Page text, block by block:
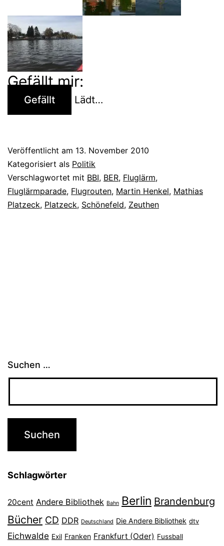
Gefällt mir:
Gefällt Lädt…
Veröffentlicht am 13. November 2010
Kategorisiert als Politik
Verschlagwortet mit BBI, BER, Fluglärm,
Fluglärmparade, Flugrouten, Martin Henkel, Mathias
Platzeck, Platzeck, Schönefeld, Zeuthen
Suchen …
Schlagwörter
20cent Andere Bibliothek Bahn Berlin Brandenburg
Bücher CD DDR Deutschland Die Andere Bibliothek dtv
Eichwalde Exil Franken Frankfurt (Oder) Fussball